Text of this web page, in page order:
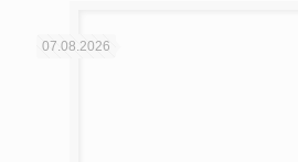
07.08.2026